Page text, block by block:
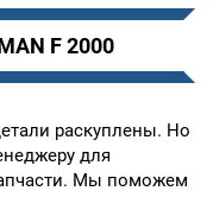
F 2000
раскуплены. Но
для
Мы поможем